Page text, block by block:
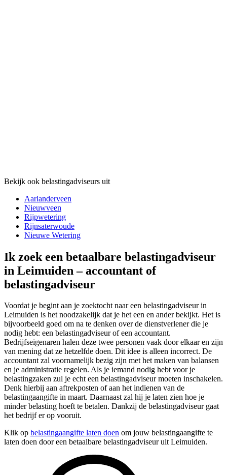
Bekijk ook belastingadviseurs uit
Aarlanderveen
Nieuwveen
Rijpwetering
Rijnsaterwoude
Nieuwe Wetering
Ik zoek een betaalbare belastingadviseur
in Leimuiden – accountant of
belastingadviseur
Voordat je begint aan je zoektocht naar een belastingadviseur in
Leimuiden is het noodzakelijk dat je het een en ander bekijkt. Het is
bijvoorbeeld goed om na te denken over de dienstverlener die je
nodig hebt: een belastingadviseur of een accountant.
Bedrijfseigenaren halen deze twee personen vaak door elkaar en zijn
van mening dat ze hetzelfde doen. Dit idee is alleen incorrect. De
accountant zal voornamelijk bezig zijn met het maken van balansen
en je administratie regelen. Als je iemand nodig hebt voor je
belastingzaken zul je echt een belastingadviseur moeten inschakelen.
Denk hierbij aan aftrekposten of aan het indienen van de
belastingaangifte in maart. Daarnaast zal hij je laten zien hoe je
minder belasting hoeft te betalen. Dankzij de belastingadviseur gaat
het bedrijf er op vooruit.
Klik op belastingaangifte laten doen om jouw belastingaangifte te
laten doen door een betaalbare belastingadviseur uit Leimuiden.